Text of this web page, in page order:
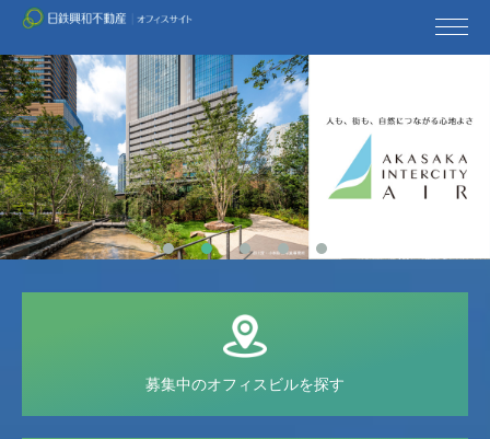
募集中のオフィスビルを探す
日鉄興和不動産TOP